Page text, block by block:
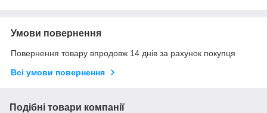
Умови повернення
Повернення товару впродовж 14 днів за рахунок покупця
Всі умови повернення
Подібні товари компанії